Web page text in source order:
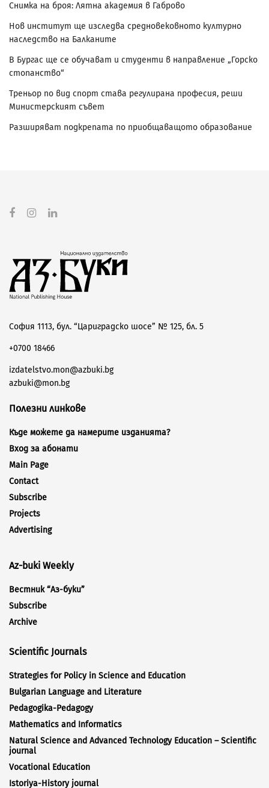
Снимка на броя: Лятна академия в Габрово
Нов институт ще изследва средновековното културно
наследство на Балканите
В Бургас ще се обучават и студенти в направление „Горско
стопанство“
Треньор по вид спорт става регулирана професия, реши
Министерският съвет
Разширяват подкрепата по приобщаващото образование
София 1113, бул. “Цариградско шосе” № 125, бл. 5
+0700 18466
izdatelstvo.mon@azbuki.bg
azbuki@mon.bg
Полезни линкове
Къде можете да намерите изданията?
Вход за абонати
Main Page
Contact
Subscribe
Projects
Advertising
Az-buki Weekly
Вестник “Аз-буки”
Subscribe
Archive
Scientific Journals
Strategies for Policy in Science and Education
Bulgarian Language and Literature
Pedagogika-Pedagogy
Mathematics and Informatics
Natural Science and Advanced Technology Education – Scientific
journal
Vocational Education
Istoriya-History journal